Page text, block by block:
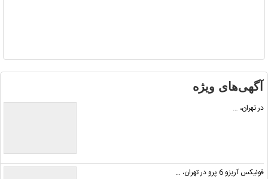
آگهی‌های ویژه
در تهران، …
فونیکس آریزو 6 پرو در تهران، …